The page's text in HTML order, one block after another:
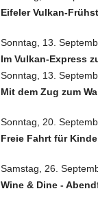
Eifeler Vulkan-
Sonntag, 13.
Im Vulkan-Express
Sonntag, 13.
Mit dem Zug zum
Sonntag, 20.
Freie Fahrt für
Samstag, 26.
Wine & Dine -